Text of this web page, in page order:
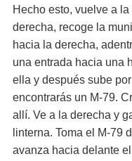
Hecho esto, vuelve a
derecha, recoge la
hacia la derecha,
una entrada hacia una
ella y después sube
encontrarás un M-79.
allí. Ve a la derecha y
linterna. Toma el M-79
avanza hacia delante